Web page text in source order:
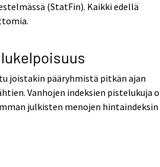
(StatFin). Kaikki edellä
joistakin pääryhmistä pitkän ajan
Vanhojen indeksien pistelukuja
julkisten menojen hintaindeksin